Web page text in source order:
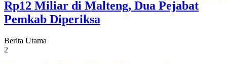
Rp12 Miliar di Malteng, Dua Pejabat
Pemkab Diperiksa
Berita Utama
2